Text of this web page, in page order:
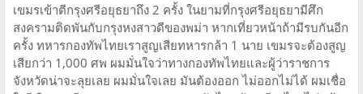
เขมรเข้าตีกรุงศรีอยุธยาถึง 2 ครั้ง ในยามที่กรุงศรีอยุธยามีศึก
สงครามติดพันกับกรุงหงสาวดีของพม่า หากเที่ยวหน้าถ้ามีรบกันอีก
ครั้ง ทหารกองทัพไทยเราสูญเสียทหารกล้า 1 นาย เขมรจะต้องสูญ
เสียกว่า 1,000 ศพ ผมมั่นใจว่าทางกองทัพไทยและผู้ว่าราชการ
จังหวัดน่าจะลุยเลย ผมมั่นใจเลย มันต้องออก ไม่ออกไม่ได้ ผมเชื่อ